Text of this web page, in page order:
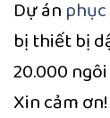
Dự án
bị thiết bị
20.000
Xin cảm ơn!